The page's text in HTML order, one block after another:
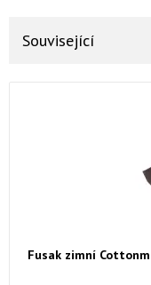
Související
Fusak zimní